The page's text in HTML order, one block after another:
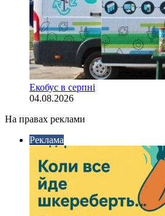
Екобус в серпні
04.08.2026
На правах реклами
Реклама